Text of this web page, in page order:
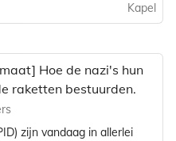
Kapel
Hoe de nazi's hun
raketten bestuurden.
zijn vandaag in allerlei